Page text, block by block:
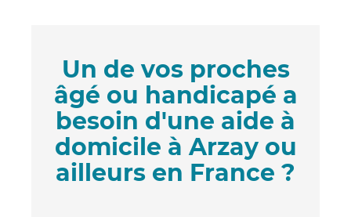
Un de vos proches
âgé ou handicapé a
besoin d'une aide à
domicile à Arzay ou
ailleurs en France ?